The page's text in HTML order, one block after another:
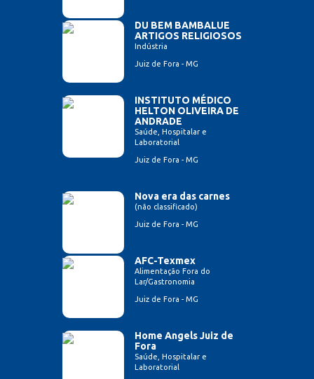
DU BEM BAMBALUE
ARTIGOS RELIGIOSOS
Indústria
Juiz de Fora - MG
INSTITUTO MÉDICO
HELTON OLIVEIRA DE
ANDRADE
Saúde, Hospitalar e
Laboratorial
Juiz de Fora - MG
Nova era das carnes
(não classificado)
Juiz de Fora - MG
AFC-Texmex
Alimentação Fora do
Lar/Gastronomia
Juiz de Fora - MG
Home Angels Juiz de
Fora
Saúde, Hospitalar e
Laboratorial